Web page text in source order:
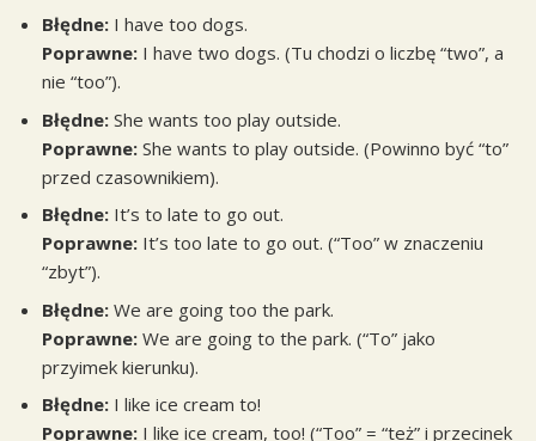
Błędne: I have too dogs.
Poprawne: I have two dogs. (Tu chodzi o liczbę “two”, a
nie “too”).
Błędne: She wants too play outside.
Poprawne: She wants to play outside. (Powinno być “to”
przed czasownikiem).
Błędne: It’s to late to go out.
Poprawne: It’s too late to go out. (“Too” w znaczeniu
“zbyt”).
Błędne: We are going too the park.
Poprawne: We are going to the park. (“To” jako
przyimek kierunku).
Błędne: I like ice cream to!
Poprawne: I like ice cream, too! (“Too” = “też” i przecinek